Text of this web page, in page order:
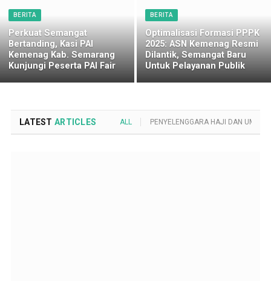
BERITA
Perkuat Semangat
Bertanding, Kasi PAI
Kemenag Kab. Semarang
Kunjungi Peserta PAI Fair
BERITA
Optimalisasi Formasi PPPK
2025: ASN Kemenag Resmi
Dilantik, Semangat Baru
Untuk Pelayanan Publik
LATEST ARTICLES ALL PENYELENGGARA HAJI DAN UMROH